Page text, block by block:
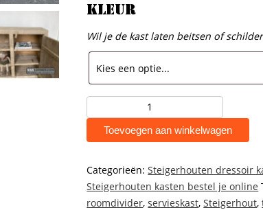
Kleur
Wil je de kast laten beitsen of
Steigerhouten
dressoir
NalaToevoegen aan winkelwagen
Categorieën:Steigerhouten dressoir
Steigerhouten kasten bestel je online
roomdivider,servieskast,Steigerhout,